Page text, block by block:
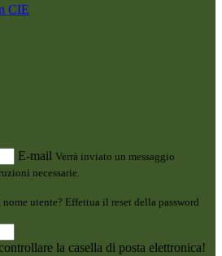
CIE
E-mail Verrà inviato un messaggio
necessarie.
utente? Effettua il reset della password
la casella di posta elettronica!